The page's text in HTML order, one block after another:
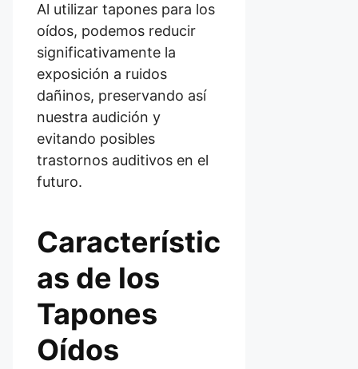
Al utilizar tapones para los
oídos, podemos reducir
significativamente la
exposición a ruidos
dañinos, preservando así
nuestra audición y
evitando posibles
trastornos auditivos en el
futuro.
Característic
as de los
Tapones
Oídos